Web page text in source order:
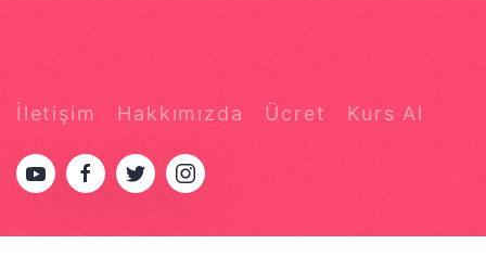
İletişim Hakkımızda Ücret Kurs Al